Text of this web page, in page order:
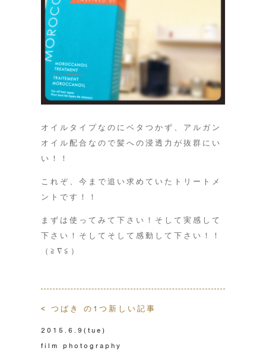
オイルタイプなのにベタつかず、アルガン
オイル配合なので髪への浸透力が抜群にい
い！！
これぞ、今まで追い求めていたトリートメ
ントです！！
まずは使ってみて下さい！そして実感して
下さい！そしてそして感動して下さい！！
（≧∇≦）
< つばき の1つ新しい記事
2015.6.9 (tue)
film photography